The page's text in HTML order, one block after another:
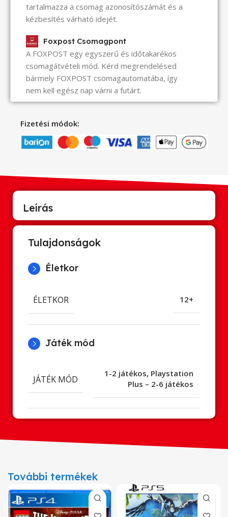
tartalmazza a csomag azonosítószámát és a
kézbesítés várható idejét.
Foxpost Csomagpont
A FOXPOST egy egyszerű és időtakarékos
csomagátvételi mód. Kérd megrendelésed
bármely FOXPOST csomagautomatába, így
nem kell egész nap várni a futárt.
Fizetési módok:
Leírás
Tulajdonságok
Életkor
ÉLETKOR 12+
Játék mód
JÁTÉK MÓD
1-2 játékos, Playstation
Plus – 2-6 játékos
További termékek